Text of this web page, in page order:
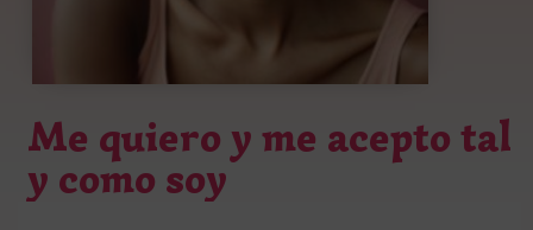
Me quiero y me acepto tal
y como soy